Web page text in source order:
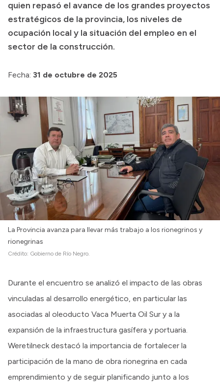
quien repasó el avance de los grandes proyectos
estratégicos de la provincia, los niveles de
ocupación local y la situación del empleo en el
sector de la construcción.
Fecha: 31 de octubre de 2025
La Provincia avanza para llevar más trabajo a los rionegrinos y
rionegrinas
Crédito: Gobierno de Río Negro.
Durante el encuentro se analizó el impacto de las obras
vinculadas al desarrollo energético, en particular las
asociadas al oleoducto Vaca Muerta Oil Sur y a la
expansión de la infraestructura gasífera y portuaria.
Weretilneck destacó la importancia de fortalecer la
participación de la mano de obra rionegrina en cada
emprendimiento y de seguir planificando junto a los